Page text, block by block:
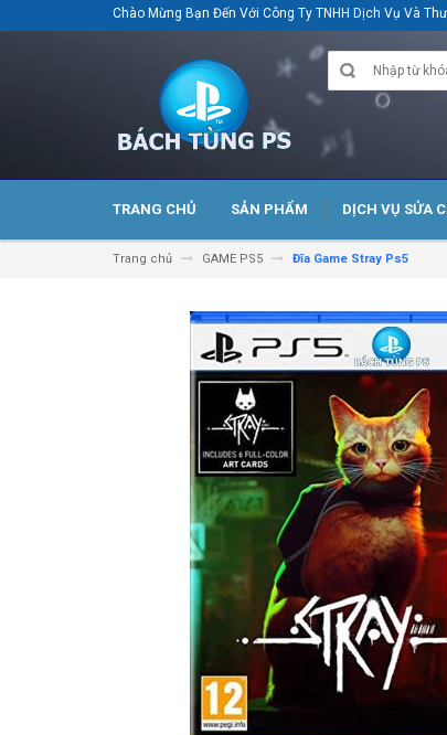
Chào Mừng Bạn Đến Với Công Ty TNHH Dịch Vụ Và
TRANG CHỦ SẢN PHẨM DỊCH VỤ SỬA
Trang chủ GAME PS5 Đĩa Game Stray Ps5